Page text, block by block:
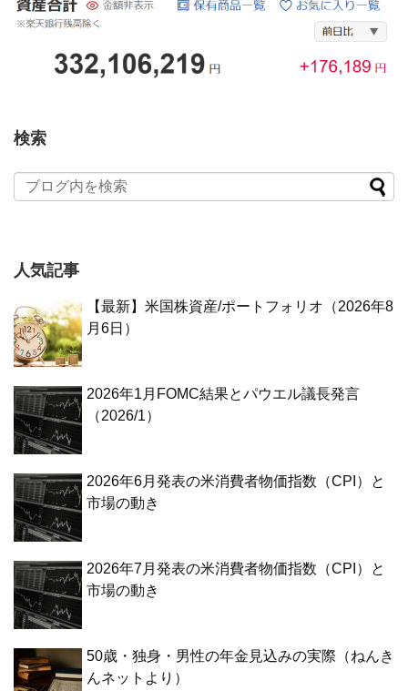
検索
人気記事
【最新】米国株資産/ポートフォリオ（2026年8
月6日）
2026年1月FOMC結果とパウエル議長発言
（2026/1）
2026年6月発表の米消費者物価指数（CPI）と
市場の動き
2026年7月発表の米消費者物価指数（CPI）と
市場の動き
50歳・独身・男性の年金見込みの実際（ねんき
んネットより）